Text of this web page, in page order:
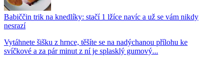
Babiččin trik na knedlíky: stačí 1 lžíce navíc a už se vám nikdy
nesrazí
Vytáhnete šišku z hrnce, těšíte se na nadýchanou přílohu ke
svíčkové a za pár minut z ní je splasklý gumový...